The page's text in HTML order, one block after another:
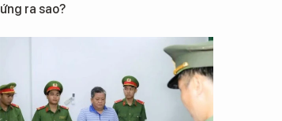
ứng ra sao?